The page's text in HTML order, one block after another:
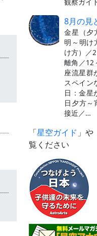
8月の見
金星（夕
明～明け
け方）／
離角／12
座流星群
スペイン
日：金星
日夕方～
接近／…
「星空ガイド 」や
覧ください